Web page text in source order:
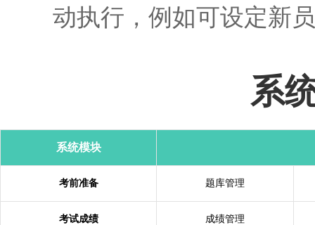
动执行，例如可设定新
系
系统模块
考前准备 题库管理
考试成绩 成绩管理